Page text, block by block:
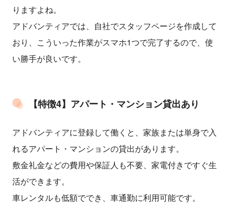
りますよね。
アドバンティアでは、自社でスタッフページを作成して
おり、こういった作業がスマホ1つで完了するので、使
い勝手が良いです。
【特徴4】アパート・マンション貸出あり
アドバンティアに登録して働くと、家族または単身で入
れるアパート・マンションの貸出があります。
敷金礼金などの費用や保証人も不要、家電付きですぐ生
活ができます。
車レンタルも低額ででき、車通勤に利用可能です。